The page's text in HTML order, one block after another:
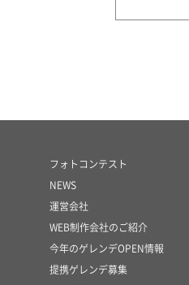
フォトコンテスト
NEWS
運営会社
WEB制作会社のご紹介
今年のゲレンデOPEN情報
提携ゲレンデ募集